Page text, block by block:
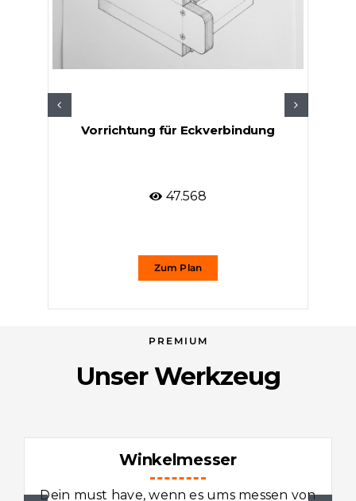
Vorrichtung für Eckverbindung
47.568
Zum Plan
PREMIUM
Unser Werkzeug
Winkelmesser
Dein must have, wenn es ums messen von